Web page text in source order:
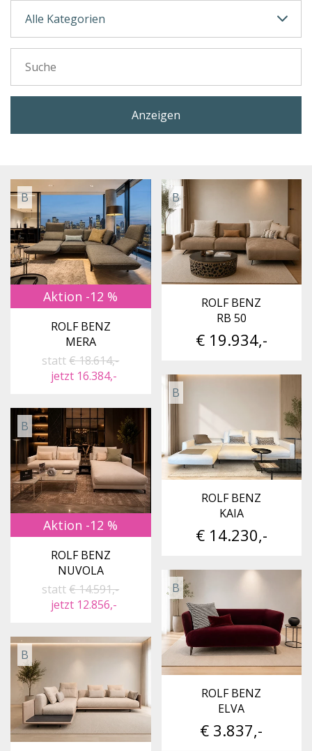
Anzeigen
B
Aktion -12 %
ROLF BENZ
MERA
statt€ 18.614,-
jetzt 16.384,-
B
ROLF BENZ
RB 50
€ 19.934,-
B
ROLF BENZ
KAIA
€ 14.230,-
B
Aktion -12 %
ROLF BENZ
NUVOLA
statt€ 14.591,-
jetzt 12.856,-
B
ROLF BENZ
ELVA
€ 3.837,-
B